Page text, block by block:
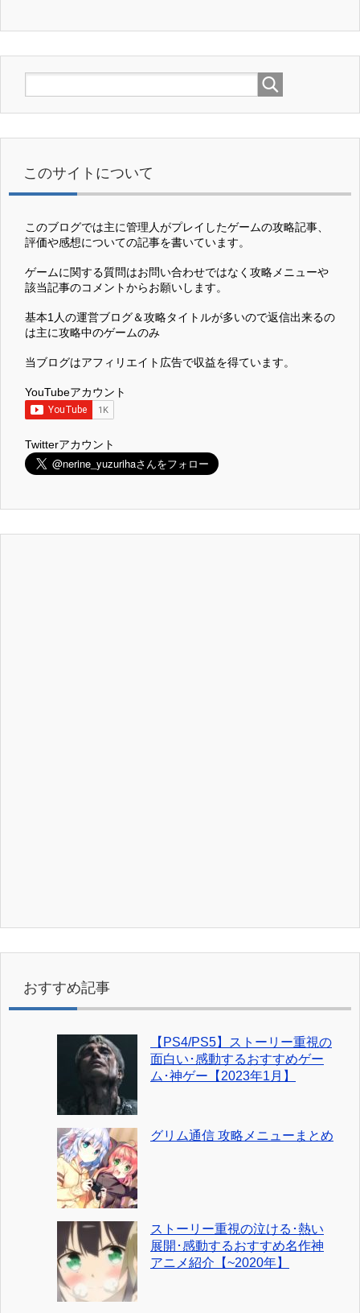
このサイトについて
このブログでは主に管理人がプレイしたゲームの攻略記事、
評価や感想についての記事を書いています。
ゲームに関する質問はお問い合わせではなく攻略メニューや
該当記事のコメントからお願いします。
基本1人の運営ブログ＆攻略タイトルが多いので返信出来るの
は主に攻略中のゲームのみ
当ブログはアフィリエイト広告で収益を得ています。
YouTubeアカウント
Twitterアカウント
おすすめ記事
【PS4/PS5】ストーリー重視の
面白い･感動するおすすめゲー
ム･神ゲー【2023年1月】
グリム通信 攻略メニューまとめ
ストーリー重視の泣ける･熱い
展開･感動するおすすめ名作神
アニメ紹介【~2020年】